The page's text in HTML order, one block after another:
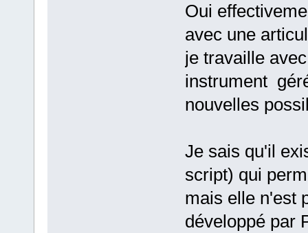
Oui
avec une
je travaille
instrument
nouvelles
Je sais qu'il
script) qui
mais elle n'est
développé par